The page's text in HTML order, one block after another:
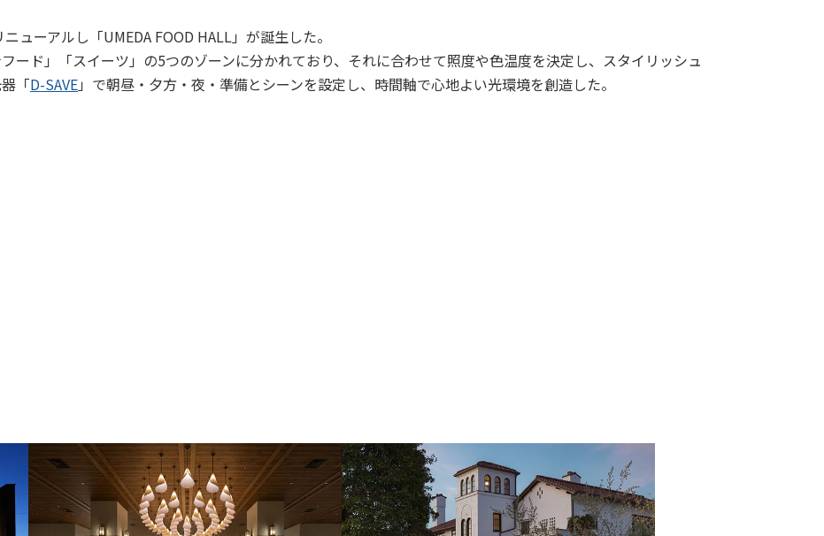
ューアルし「UMEDA FOOD HALL」が誕生した。
ード」「スイーツ」の5つのゾーンに分かれており、それに合わせて照度や色温度を決定し、スタイリッシュ
「D-SAVE」で朝昼・夕方・夜・準備とシーンを設定し、時間軸で心地よい光環境を創造した。